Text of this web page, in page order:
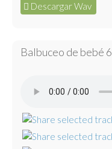
Descargar Wav
Balbuceo de bebé 6